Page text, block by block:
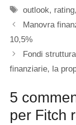
Tag
outlook, rating,
Manovra
10,5%
Fondi
finanziarie, la
5
per Fitch